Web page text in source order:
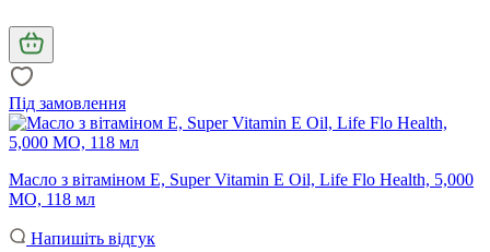
Під замовлення
Масло з вітаміном E, Super Vitamin E Oil, Life Flo Health, 5,000
МО, 118 мл
Напишіть відгук